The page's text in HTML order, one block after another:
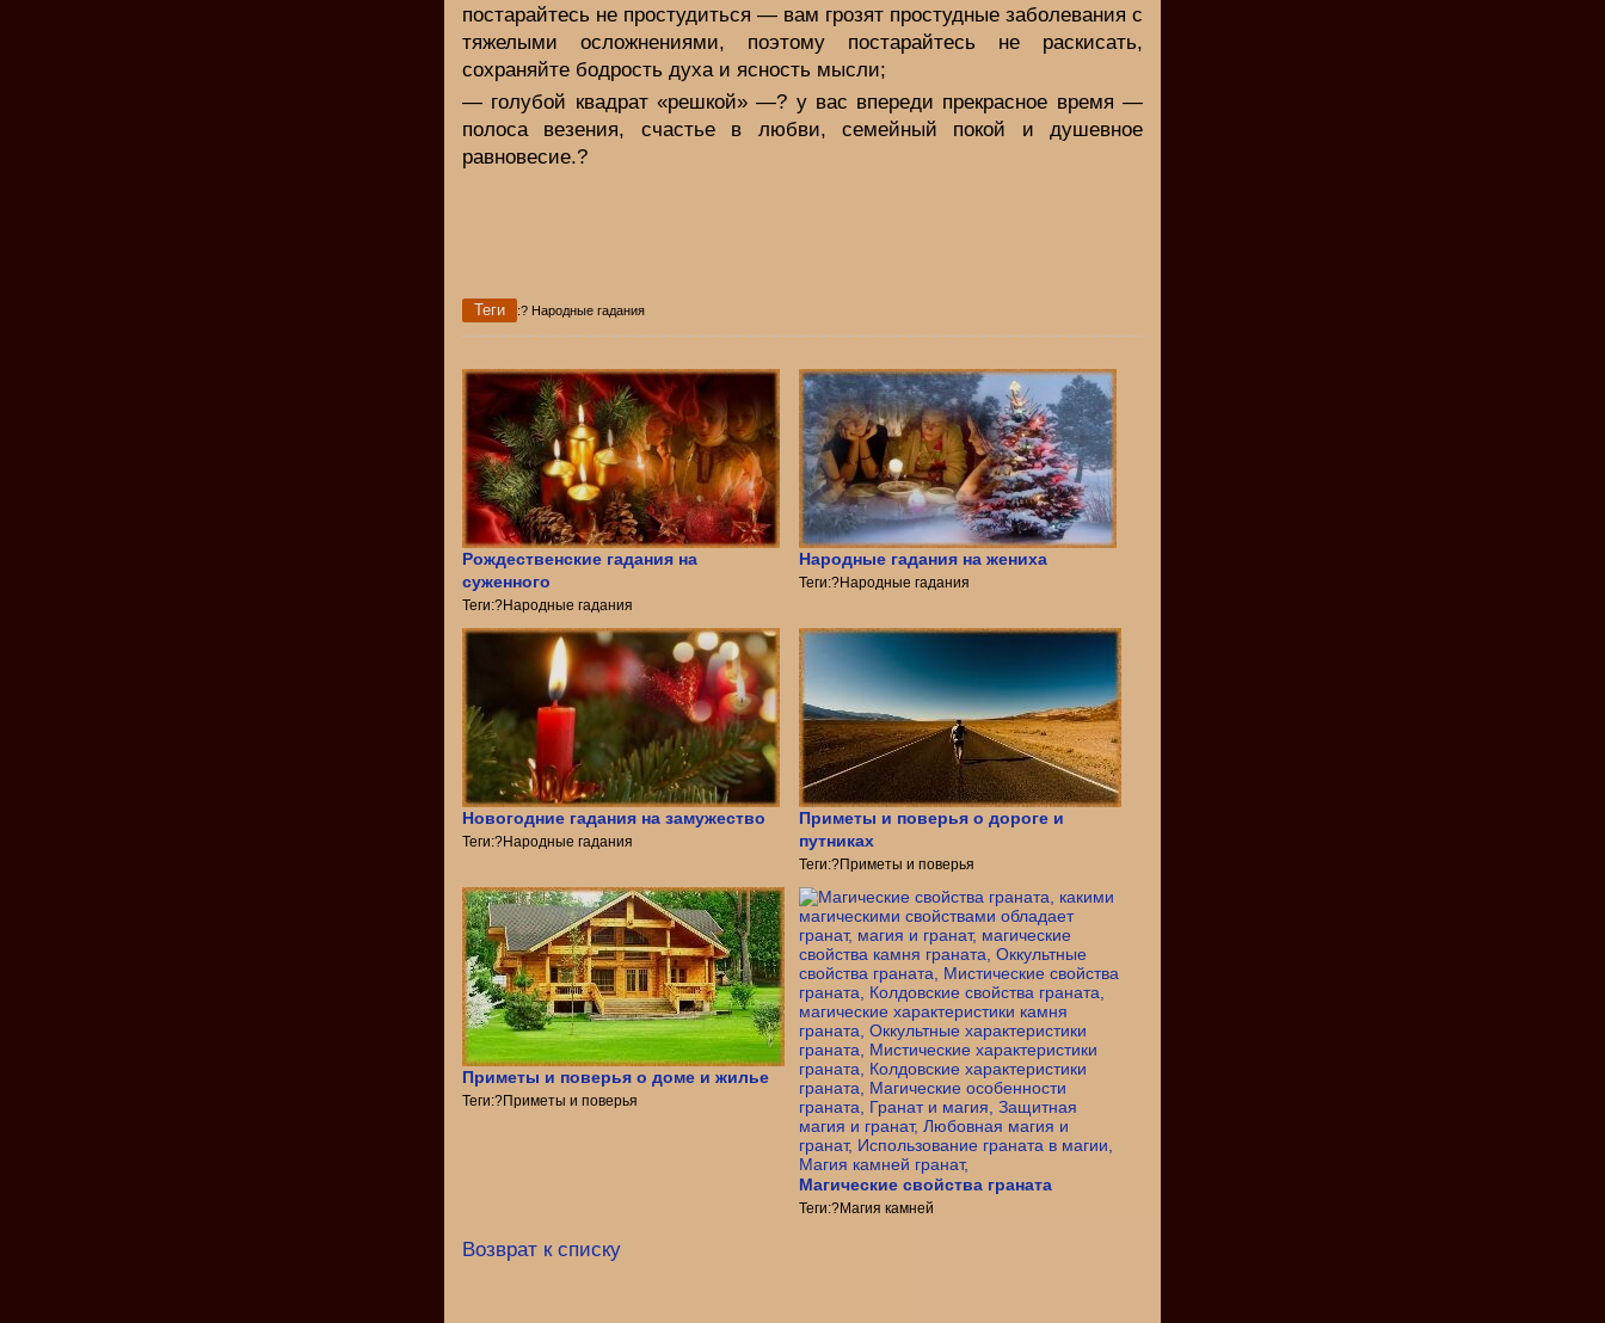
постарайтесь не простудиться — вам грозят простудные заболевания с
тяжелыми осложнениями, поэтому постарайтесь не раскисать,
сохраняйте бодрость духа и ясность мысли;
— голубой квадрат «решкой» —? у вас впереди прекрасное время —
полоса везения, счастье в любви, семейный покой и душевное
равновесие.?
Теги :? Народные гадания
Рождественские гадания на
суженного
Теги:?Народные гадания
Народные гадания на жениха
Теги:?Народные гадания
Новогодние гадания на замужество
Теги:?Народные гадания
Приметы и поверья о дороге и
путниках
Теги:?Приметы и поверья
Приметы и поверья о доме и жилье
Теги:?Приметы и поверья
Магические свойства граната
Теги:?Магия камней
Возврат к списку